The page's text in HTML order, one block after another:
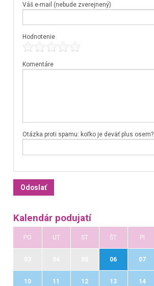
Váš e-mail (nebude zverejnený)
Hodnotenie
Komentáre
Otázka proti spamu: koľko je deväť plus osem?
Kalendár podujatí
PO UT ST ŠT PI
06 07
10 11 12 13 14